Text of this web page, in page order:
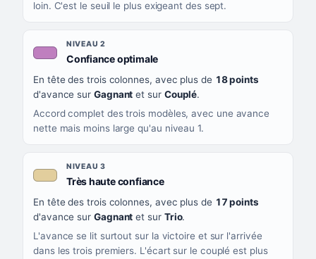
loin. C'est le seuil le plus exigeant des sept.
NIVEAU 2
Confiance optimale, couleur mauve
En tête des trois colonnes, avec plus de 18 points
d'avance sur Gagnant et sur Couplé.
Accord complet des trois modèles, avec une avance
nette mais moins large qu'au niveau 1.
NIVEAU 3
Très haute confiance, couleur beige
En tête des trois colonnes, avec plus de 17 points
d'avance sur Gagnant et sur Trio.
L'avance se lit surtout sur la victoire et sur l'arrivée
dans les trois premiers. L'écart sur le couplé est plus